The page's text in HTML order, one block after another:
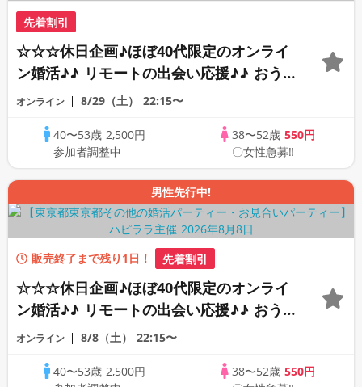
先着割引
☆☆☆休日企画♪ほぼ40代限定のオンライ
ン婚活♪♪ リモートの出会い応援♪♪ おう
ちで乾杯しませんか♪♪ ☆全国の方が対象
PARTY!!
オンライン 8/29（土） 22:15〜
40〜53歳 2,500円
参加者調整中
38〜52歳 550円
〇女性急募‼
男性先行中!
販売終了まで残り1日！ 先着割引
☆☆☆休日企画♪ほぼ40代限定のオンライ
ン婚活♪♪ リモートの出会い応援♪♪ おう
ちで乾杯しませんか♪♪ ☆全国の方が対象
PARTY!!
オンライン 8/8（土） 22:15〜
40〜53歳 2,500円
38〜52歳 550円